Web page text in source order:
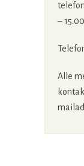
–
Alle